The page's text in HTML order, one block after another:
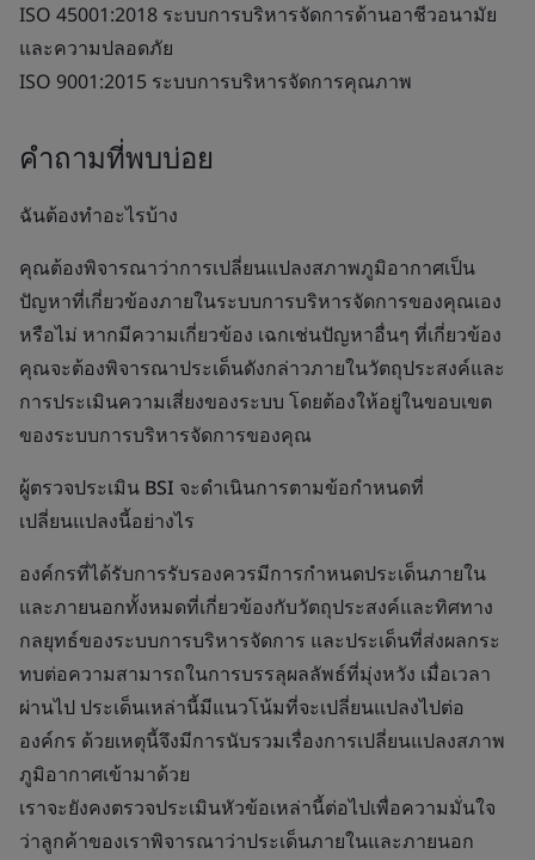
ISO 45001:2018 ระบบการบริหารจัดการด้านอาชีวอนามัย
และความปลอดภัย
ISO 9001:2015 ระบบการบริหารจัดการคุณภาพ
คำถามที่พบบ่อย
ฉันต้องทำอะไรบ้าง
คุณต้องพิจารณาว่าการเปลี่ยนแปลงสภาพภูมิอากาศเป็น
ปัญหาที่เกี่ยวข้องภายในระบบการบริหารจัดการของคุณเอง
หรือไม่ หากมีความเกี่ยวข้อง เฉกเช่นปัญหาอื่นๆ ที่เกี่ยวข้อง
คุณจะต้องพิจารณาประเด็นดังกล่าวภายในวัตถุประสงค์และ
การประเมินความเสี่ยงของระบบ โดยต้องให้อยู่ในขอบเขต
ของระบบการบริหารจัดการของคุณ
ผู้ตรวจประเมิน BSI จะดำเนินการตามข้อกำหนดที่
เปลี่ยนแปลงนี้อย่างไร
องค์กรที่ได้รับการรับรองควรมีการกำหนดประเด็นภายใน
และภายนอกทั้งหมดที่เกี่ยวข้องกับวัตถุประสงค์และทิศทาง
กลยุทธ์ของระบบการบริหารจัดการ และประเด็นที่ส่งผลกระ
ทบต่อความสามารถในการบรรลุผลลัพธ์ที่มุ่งหวัง เมื่อเวลา
ผ่านไป ประเด็นเหล่านี้มีแนวโน้มที่จะเปลี่ยนแปลงไปต่อ
องค์กร ด้วยเหตุนี้จึงมีการนับรวมเรื่องการเปลี่ยนแปลงสภาพ
ภูมิอากาศเข้ามาด้วย
เราจะยังคงตรวจประเมินหัวข้อเหล่านี้ต่อไปเพื่อความมั่นใจ
ว่าลูกค้าของเราพิจารณาว่าประเด็นภายในและภายนอก